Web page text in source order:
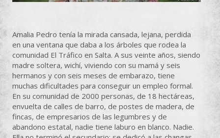
Amalia Pedro tenía la mirada cansada, lejana, perdida
en una ventana que daba a los árboles que rodea la
comunidad El Tráfico en Salta. A sus veinte años, siendo
madre soltera, wichí, viviendo con su mamá y seis
hermanos y con seis meses de embarazo, tiene
muchas dificultades para conseguir un empleo formal.
En su comunidad de 2000 personas, de 18 hectáreas,
envuelta de calles de barro, de postes de madera, de
fincas, de empresarios de las legumbres y de
abandono estatal, nadie tiene laburo en blanco. Nadie.